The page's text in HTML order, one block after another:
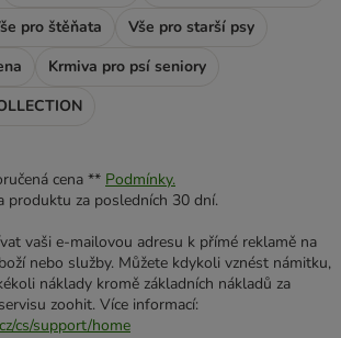
pro štěňata
Vše pro starší psy
Krmiva pro psí seniory
cena ** Podmínky.
produktu za posledních 30 dní.
vaši e-mailovou adresu k přímé reklamě na
nebo služby. Můžete kdykoli vznést námitku,
náklady kromě základních nákladů za
zoohit. Více informací:
cs/support/home